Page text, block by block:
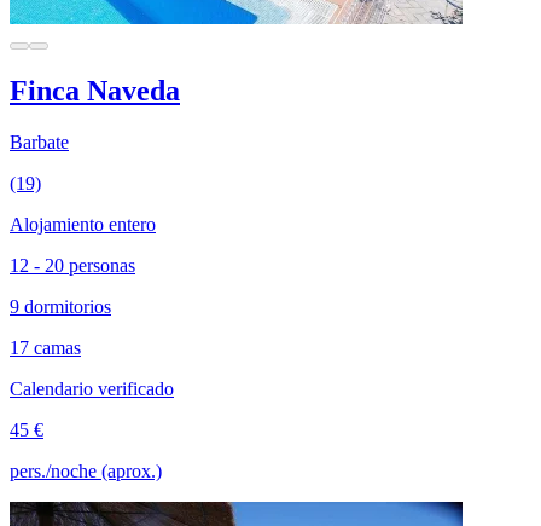
Finca Naveda
Barbate
(19)
Alojamiento entero
12 - 20 personas
9 dormitorios
17 camas
Calendario verificado
45 €
pers./noche (aprox.)